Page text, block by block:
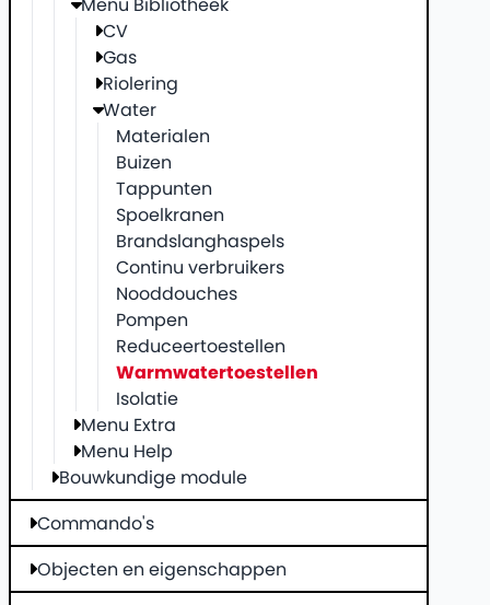
Menu Bibliotheek
CV
Gas
Riolering
Water
Materialen
Buizen
Tappunten
Spoelkranen
Brandslanghaspels
Continu verbruikers
Nooddouches
Pompen
Reduceertoestellen
Warmwatertoestellen
Isolatie
Menu Extra
Menu Help
Bouwkundige module
Commando's
Objecten en eigenschappen